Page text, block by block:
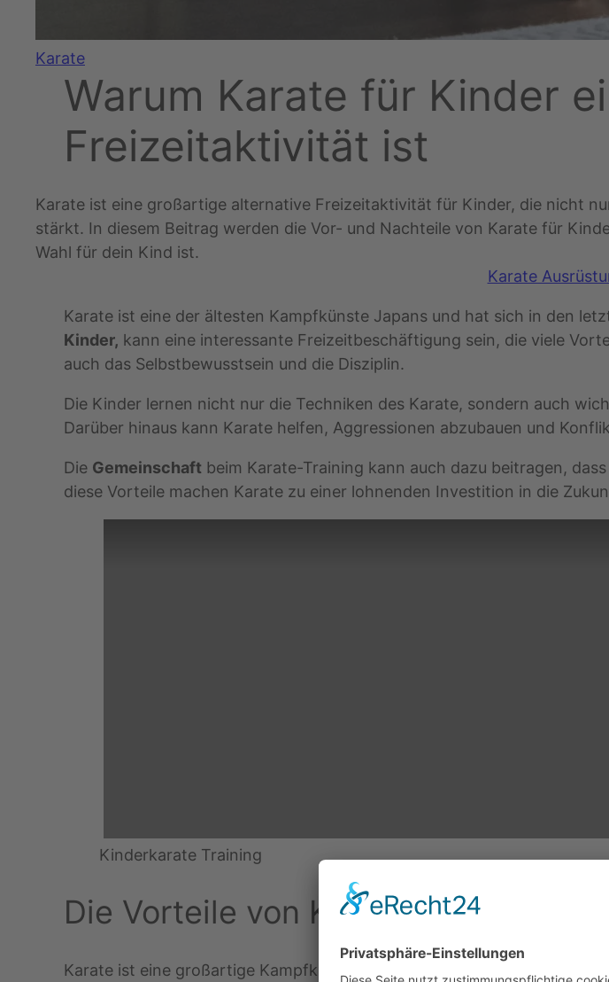
Karate
Warum Karate für Kinder
Freizeitaktivität ist
Karate ist eine großartige alternative Freizeitaktivität für Kinder, die nicht
stärkt. In diesem Beitrag werden die Vor- und Nachteile von Karate für
Wahl für dein Kind ist.
Karate
Karate ist eine der ältesten Kampfkünste Japans und hat sich in den
Kinder, kann eine interessante Freizeitbeschäftigung sein, die viele
auch das Selbstbewusstsein und die Disziplin.
Die Kinder lernen nicht nur die Techniken des Karate, sondern auch
Darüber hinaus kann Karate helfen, Aggressionen abzubauen und
Die Gemeinschaft beim Karate-Training kann auch dazu beitragen,
diese Vorteile machen Karate zu einer lohnenden Investition in die
Kinderkarate Training
Die Vorteile von Karate für Kinder
Karate ist eine großartige Kampfkunst für dein Kind, die viele Vorteile